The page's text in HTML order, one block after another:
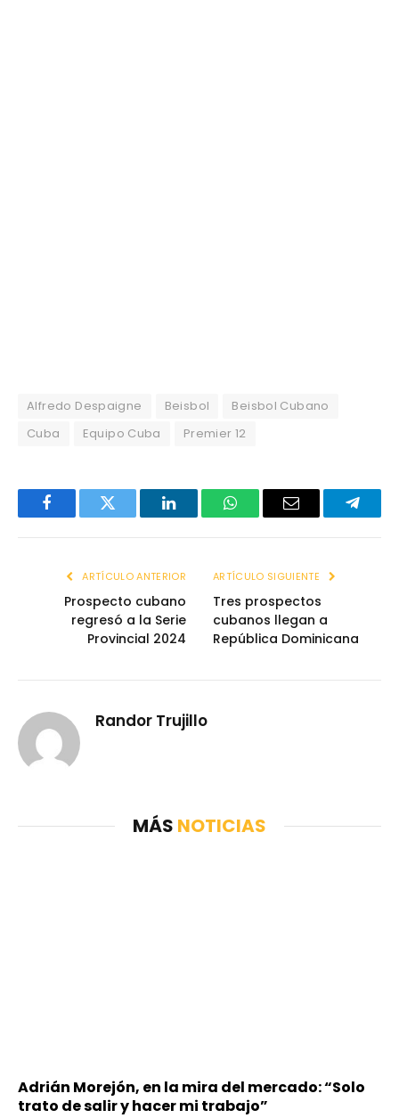
Alfredo Despaigne Beisbol
Beisbol Cubano
Cuba
Equipo Cuba Premier 12
FacebookTwitter LinkedInWhatsAppEmail
ARTÍCULO ANTERIOR
Prospecto cubano
regresó a la Serie
Provincial 2024
ARTÍCULO SIGUIENTE
Tres prospectos
cubanos llegan a
República Dominicana
Randor Trujillo
MÁS NOTICIAS
Adrián Morejón, en la mira del mercado: “Solo
trato de salir y hacer mi trabajo”